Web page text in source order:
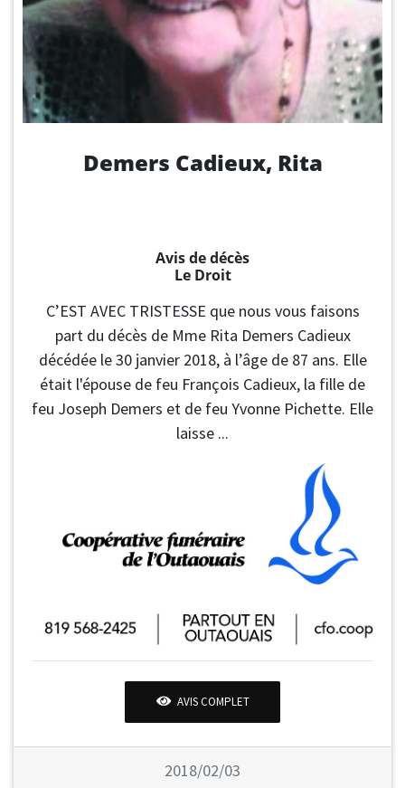
Demers Cadieux, Rita
Avis de décès
Le Droit
C’EST AVEC TRISTESSE que nous vous faisons
part du décès de Mme Rita Demers Cadieux
décédée le 30 janvier 2018, à l’âge de 87 ans. Elle
était l'épouse de feu François Cadieux, la fille de
feu Joseph Demers et de feu Yvonne Pichette. Elle
laisse ...
AVIS COMPLET
2018/02/03